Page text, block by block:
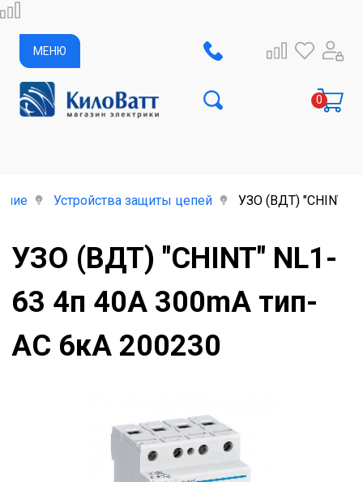
МЕНЮ
Устройства защиты цепей УЗО (ВДТ) "CHINT"
УЗО (ВДТ) "CHINT" NL1-
63 4п 40A 300mA тип-
АС 6кА 200230